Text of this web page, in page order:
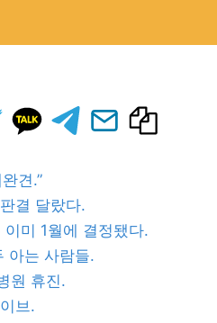
견.”
결 달랐다.
미 1월에 결정됐다.
아는 사람들.
원 휴진.
브.